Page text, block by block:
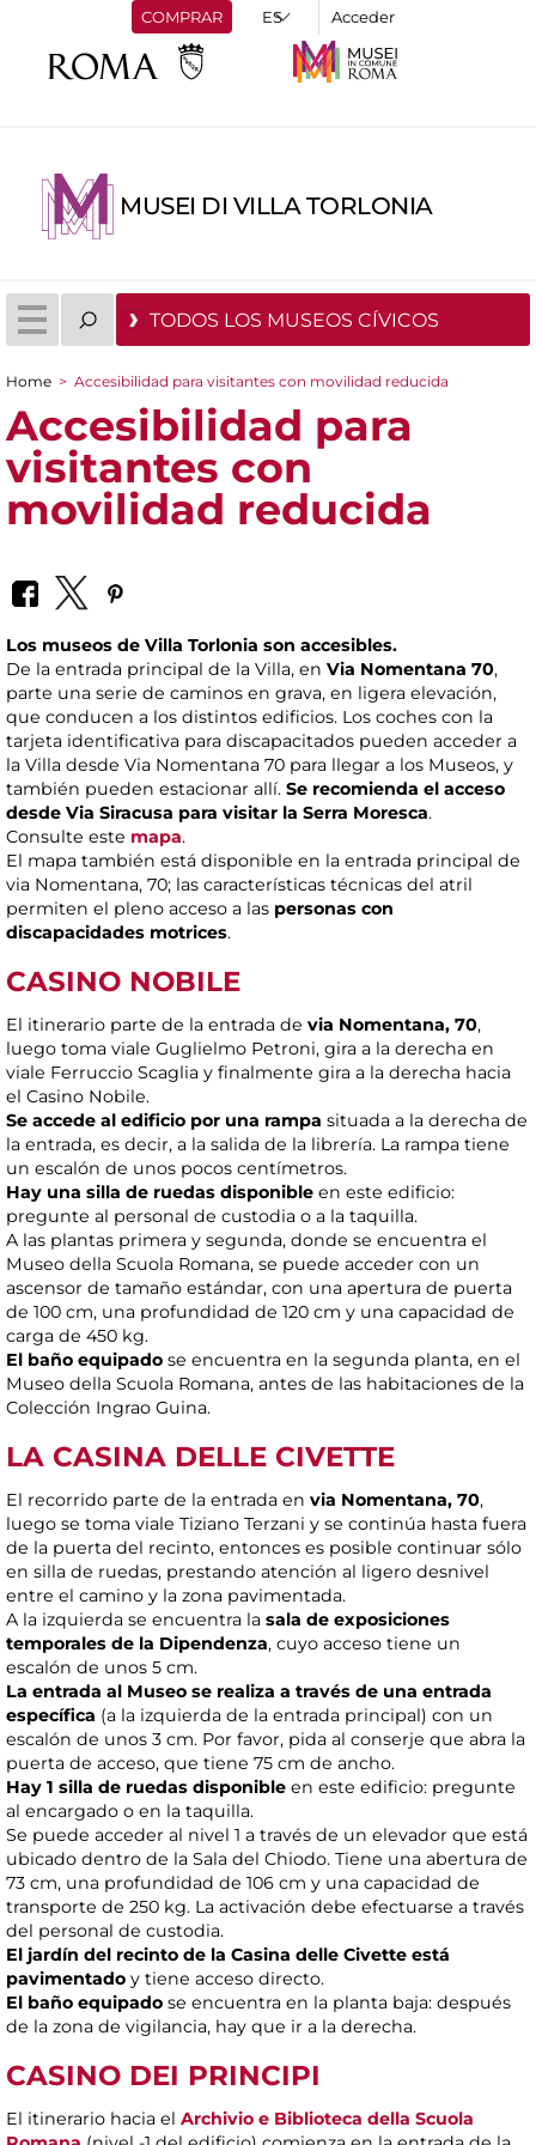
COMPRAR Acceder
MUSEI DI VILLA TORLONIA
TODOS LOS MUSEOS CÍVICOS
You are here
Home > Accesibilidad para visitantes con movilidad reducida
Accesibilidad para
visitantes con
movilidad reducida
Los museos de Villa Torlonia son accesibles.
De la entrada principal de la Villa, en Via Nomentana 70,
parte una serie de caminos en grava, en ligera elevación,
que conducen a los distintos edificios. Los coches con la
tarjeta identificativa para discapacitados pueden acceder a
la Villa desde Via Nomentana 70 para llegar a los Museos, y
también pueden estacionar allí. Se recomienda el acceso
desde Via Siracusa para visitar la Serra Moresca.
Consulte este mapa.
El mapa también está disponible en la entrada principal de
via Nomentana, 70; las características técnicas del atril
permiten el pleno acceso a las personas con
discapacidades motrices.
CASINO NOBILE
El itinerario parte de la entrada de via Nomentana, 70,
luego toma viale Guglielmo Petroni, gira a la derecha en
viale Ferruccio Scaglia y finalmente gira a la derecha hacia
el Casino Nobile.
Se accede al edificio por una rampa situada a la derecha de
la entrada, es decir, a la salida de la librería. La rampa tiene
un escalón de unos pocos centímetros.
Hay una silla de ruedas disponible en este edificio:
pregunte al personal de custodia o a la taquilla.
A las plantas primera y segunda, donde se encuentra el
Museo della Scuola Romana, se puede acceder con un
ascensor de tamaño estándar, con una apertura de puerta
de 100 cm, una profundidad de 120 cm y una capacidad de
carga de 450 kg.
El baño equipado se encuentra en la segunda planta, en el
Museo della Scuola Romana, antes de las habitaciones de la
Colección Ingrao Guina.
LA CASINA DELLE CIVETTE
El recorrido parte de la entrada en via Nomentana, 70,
luego se toma viale Tiziano Terzani y se continúa hasta fuera
de la puerta del recinto, entonces es posible continuar sólo
en silla de ruedas, prestando atención al ligero desnivel
entre el camino y la zona pavimentada.
A la izquierda se encuentra la sala de exposiciones
temporales de la Dipendenza, cuyo acceso tiene un
escalón de unos 5 cm.
La entrada al Museo se realiza a través de una entrada
específica (a la izquierda de la entrada principal) con un
escalón de unos 3 cm. Por favor, pida al conserje que abra la
puerta de acceso, que tiene 75 cm de ancho.
Hay 1 silla de ruedas disponible en este edificio: pregunte
al encargado o en la taquilla.
Se puede acceder al nivel 1 a través de un elevador que está
ubicado dentro de la Sala del Chiodo. Tiene una abertura de
73 cm, una profundidad de 106 cm y una capacidad de
transporte de 250 kg. La activación debe efectuarse a través
del personal de custodia.
El jardín del recinto de la Casina delle Civette está
pavimentado y tiene acceso directo.
El baño equipado se encuentra en la planta baja: después
de la zona de vigilancia, hay que ir a la derecha.
CASINO DEI PRINCIPI
El itinerario hacia el Archivio e Biblioteca della Scuola